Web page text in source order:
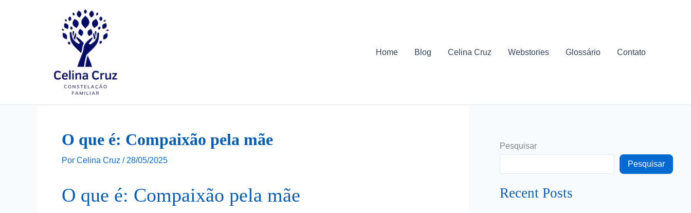
Home Blog Celina Cruz Webstories Glossário Contato
O que é: Compaixão pela mãe
Por Celina Cruz / 28/05/2025
O que é: Compaixão pela mãe
Pesquisar
Pesquisar
Recent Posts